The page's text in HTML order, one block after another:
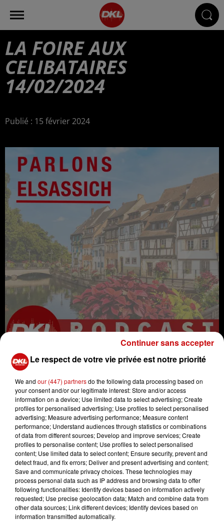
LA FOIRE AUX
CELIBATAIRES
14/02/2024
Publié : 15 février 2024
humour radio
DIVERTISSEMENT
langue
alsace
elsass
Haut-Rhin
liberté
leçon
Parlons elsassisch
DKL
Dreyeckland
bas rhin
Radio DKL
Parlons Elsassich
Le respect de votre vie privée est notre priorité
We and our (447) partnersdo the following data processing based on
your consent and/or our legitimate interest: Store and/or access
information on a device; Use limited data to select advertising; Create
profiles for personalised advertising; Use profiles to select personalised
advertising; Measure advertising performance; Measure content
performance; Understand audiences through statistics or combinations
of data from different sources; Develop and improve services; Create
profiles to personalise content; Use profiles to select personalised
content; Use limited data to select content; Ensure security, prevent and
detect fraud, and fix errors; Deliver and present advertising and content;
Save and communicate privacy choices. These technologies may
process personal data such as IP address and browsing data to offer
following functionalities: Identify devices based on information actively
requested; Use precise geolocation data; Match and combine data from
other data sources; Link different devices; Identify devices based on
information transmitted automatically.
Continuer sans accepter